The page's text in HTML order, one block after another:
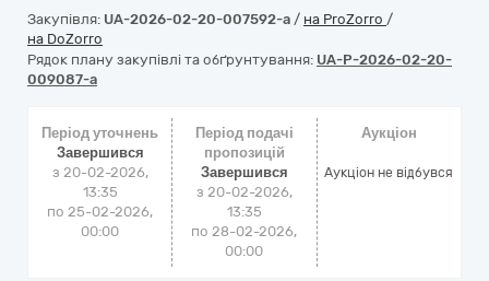
Закупівля: UA-2026-02-20-007592-a / на ProZorro /
на DoZorro
Рядок плану закупівлі та обґрунтування: UA-P-2026-02-20-
009087-a
Період уточнень
Завершився
з 20-02-2026,
13:35
по 25-02-2026,
00:00
Період подачі
пропозицій
Завершився
з 20-02-2026,
13:35
по 28-02-2026,
00:00
Аукціон
Аукціон не відбувся